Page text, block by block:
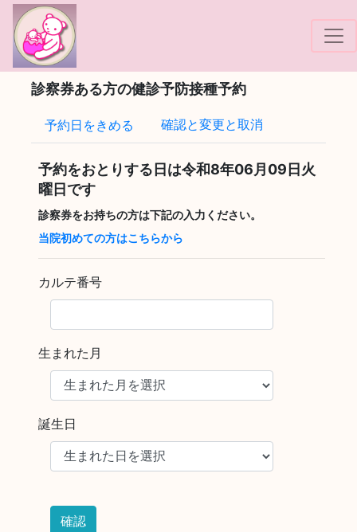
!-- Google tag (gtag.js) -->
診察券ある方の健診予防接種予約
予約日をきめる 確認と変更と取消
予約をおとりする日は令和8年06月09日火
曜日 です
診察券をお持ちの方は下記の入力ください。
当院初めての方はこちらから
カルテ番号
生まれた月
誕生日